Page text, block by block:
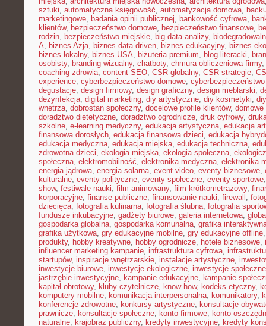
sztuki, automatyczna księgowość, automatyzacja domowa,
marketingowe, badania opinii publicznej, bankowość cyfrowa,
klientów, bezpieczeństwo domowe, bezpieczeństwo finansowe,
rodzin, bezpieczeństwo miejskie, big data analizy,
A, biznes Azja, biznes data-driven, biznes edukacyjny, biznes
biznes lokalny, biznes USA, biżuteria premium, blog literacki,
osobisty, branding wizualny, chatboty, chmura obliczeniowa firmy,
coaching zdrowia, content SEO, CSR globalny, CSR strategie,
experience, cyberbezpieczeństwo domowe,
degustacje, design firmowy, design graficzny, design meblarski,
dezynfekcja, digital marketing, diy artystyczne, diy kosmetyki,
wnętrza, dobrostan społeczny, docelowe profile klientów,
doradztwo dietetyczne, doradztwo ogrodnicze, druk cyfrowy,
szkolne, e-learning medyczny, edukacja artystyczna, edukacja
finansowa dorosłych, edukacja finansowa dzieci, edukacja
edukacja medyczna, edukacja miejska, edukacja techniczna,
zdrowotna dzieci, ekologia miejska, ekologia społeczna,
społeczna, elektromobilność, elektronika medyczna, elektronika
energia jądrowa, energia solarna, event video, eventy biznesowe,
kulturalne, eventy polityczne, eventy społeczne, eventy sportowe
show, festiwale nauki, film animowany, film krótkometrażowy,
korporacyjne, finanse publiczne, finansowanie nauki, firewall ,
dziecięca, fotografia kulinarna, fotografia ślubna, fotografia
fundusze inkubacyjne, gadżety biurowe, galeria internetowa,
gospodarka globalna, gospodarka komunalna, grafika
grafika użytkowa, gry edukacyjne mobilne, gry edukacyjne offline
produkty, hobby kreatywne, hobby ogrodnicze, hotele biznesowe,
influencer marketing kampanie, infrastruktura cyfrowa,
startupów, inspiracje wnętrzarskie, instalacje artystyczne,
inwestycje biurowe, inwestycje ekologiczne, inwestycje społeczne
jastrzębie inwestycyjne, kampanie edukacyjne, kampanie
kapitał obrotowy, kluby czytelnicze, know-how, kodeks etyczny,
komputery mobilne, komunikacja interpersonalna, komunikatory,
konferencje zdrowotne, konkursy artystyczne, konsultacje
prawnicze, konsultacje społeczne, konto firmowe, konto
naturalne, krajobraz publiczny, kredyty inwestycyjne, kredyty